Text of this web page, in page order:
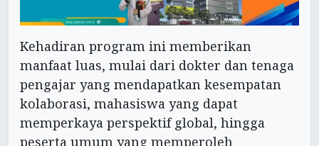
Kehadiran program ini memberikan
manfaat luas, mulai dari dokter dan tenaga
pengajar yang mendapatkan kesempatan
kolaborasi, mahasiswa yang dapat
memperkaya perspektif global, hingga
peserta umum yang memperoleh